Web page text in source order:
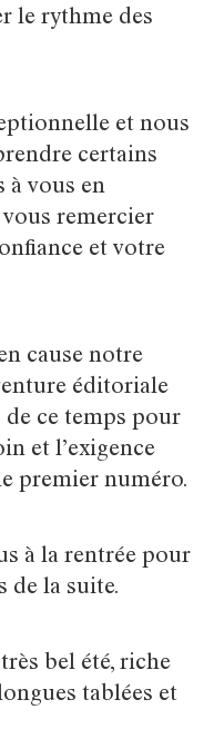
le rythme des
et nous
certains
à vous en
remercier
et votre
cause notre
éditoriale
ce temps pour
et l’exigence
premier numéro.
à la rentrée pour
de la suite.
bel été, riche
tablées et